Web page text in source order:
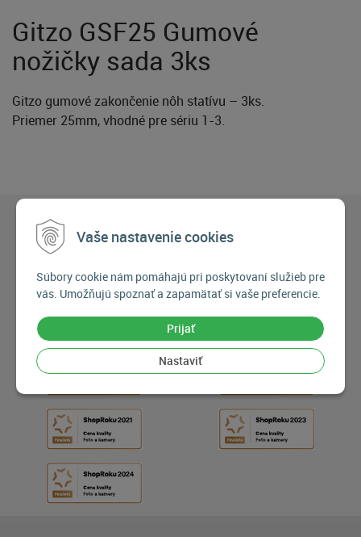
Vaše nastavenie cookies
Súbory cookie nám pomáhajú pri poskytovaní služieb pre
vás. Umožňujú spoznať a zapamätať si vaše preferencie.
Prijať
Nastaviť
Gitzo GSF25 Gumové
nožičky sada 3ks
Gitzo gumové zakončenie nôh statívu – 3ks.
Priemer 25mm, vhodné pre sériu 1-3.